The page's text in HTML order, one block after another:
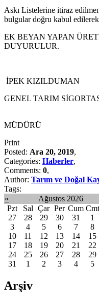
Askı Listelerine itiraz
bulgular doğru kabul edilerek
EK BEYAN YAPAN
DUYURULUR.
İPEK
GENEL TARIM
MÜDÜRÜ
Print
Posted: Ara 20, 2019,
Categories: Haberler,
Comments: 0,
Author: Tarım ve Doğal
Tags:
«
Ağustos 2026
Pzt
Sal Çar Per Cum Cmt
27
28 29 30 31 1
3
4 5 6 7 8
10
11 12 13 14 15
17
18 19 20 21 22
24
25 26 27 28 29
31
1 2 3 4 5
Arşiv